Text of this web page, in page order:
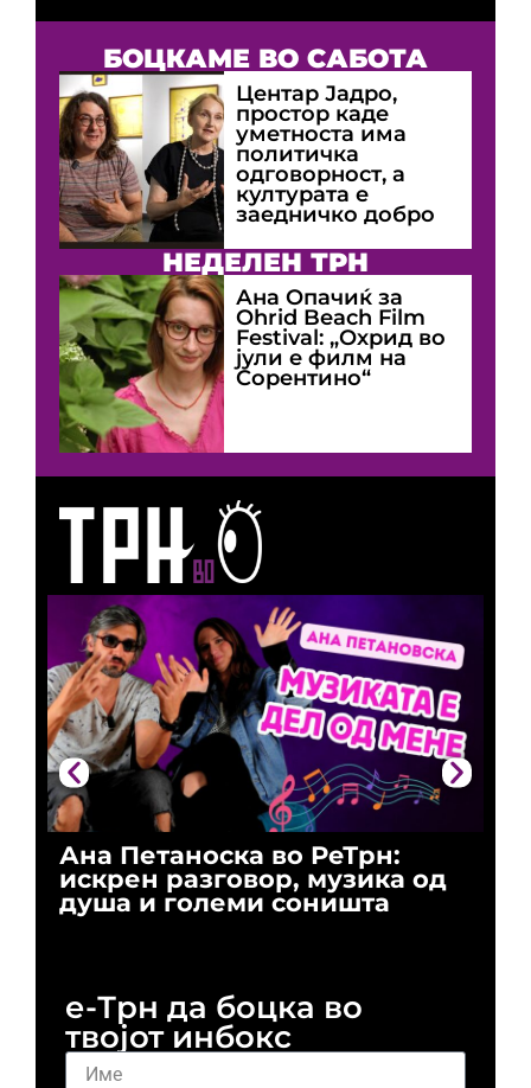
Ана Петаноска во РеТрн:
искрен разговор, музика од
душа и големи соништа
БОЦКАМЕ ВО САБОТА
Центар Јадро,
простор каде
уметноста има
политичка
одговорност, а
културата е
заедничко добро
НЕДЕЛЕН ТРН
Ана Опачиќ за
Оhrid Beach Film
Festival: „Охрид во
јули е филм на
Сорентино“
е-Трн да боцка во
твојот инбокс